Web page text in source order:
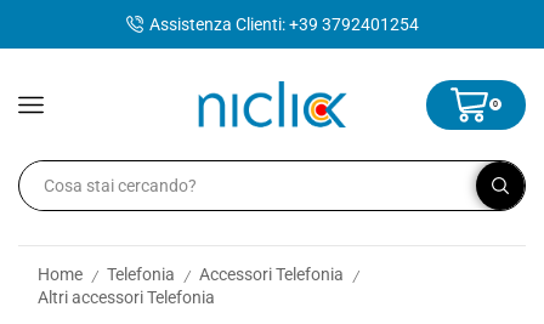
Assistenza Clienti: +39 3792401254
0
Home / Telefonia / Accessori Telefonia /
Altri accessori Telefonia